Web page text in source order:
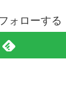
ォローする